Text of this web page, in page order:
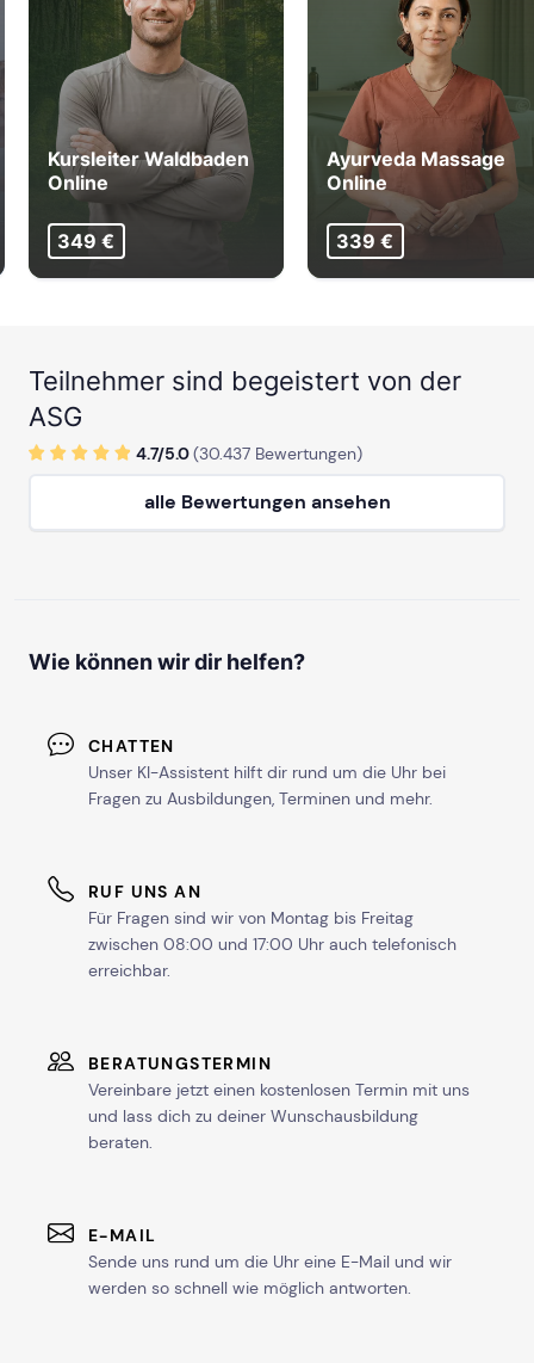
Kursleiter Waldbaden
Online
349 €
Ayurveda Massage
Online
339 €
Teilnehmer sind begeistert von der
ASG
4.7/5.0(30.437 Bewertungen)
alle Bewertungen ansehen
Wie können wir dir helfen?
CHATTEN
Unser KI-Assistent hilft dir rund um die Uhr bei
Fragen zu Ausbildungen, Terminen und mehr.
RUF UNS AN
Für Fragen sind wir von Montag bis Freitag
zwischen 08:00 und 17:00 Uhr auch telefonisch
erreichbar.
BERATUNGSTERMIN
Vereinbare jetzt einen kostenlosen Termin mit uns
und lass dich zu deiner Wunschausbildung
beraten.
E-MAIL
Sende uns rund um die Uhr eine E-Mail und wir
werden so schnell wie möglich antworten.